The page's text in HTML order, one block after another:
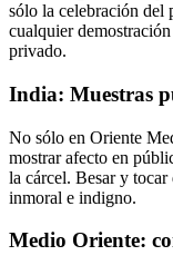
sólo la celebración del
cualquier
privado.
India: Muestras
No sólo en Oriente
mostrar afecto en
la cárcel. Besar y tocar
inmoral e indigno.
Medio Oriente: